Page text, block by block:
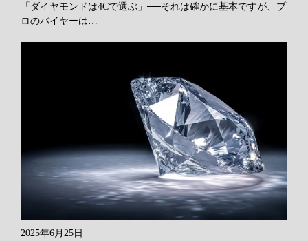
「ダイヤモンドは4Cで選ぶ」──それは確かに基本ですが、プ
ロのバイヤーは…
2025年6月25日